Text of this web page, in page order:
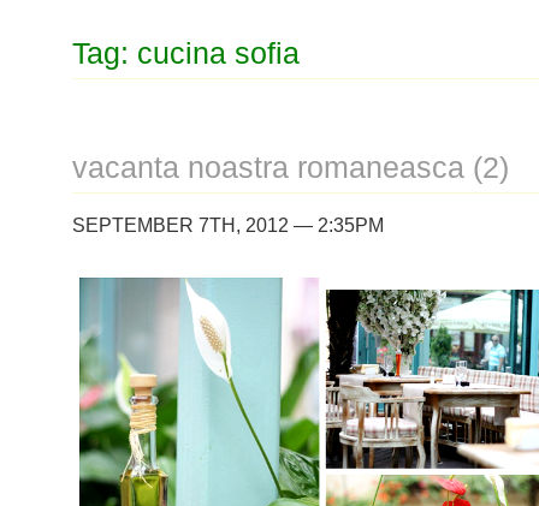
Tag: cucina sofia
vacanta noastra romaneasca (2)
SEPTEMBER 7TH, 2012 — 2:35PM